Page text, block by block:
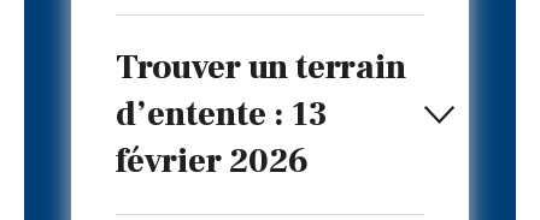
Trouver un terrain
d’entente : 13
février 2026